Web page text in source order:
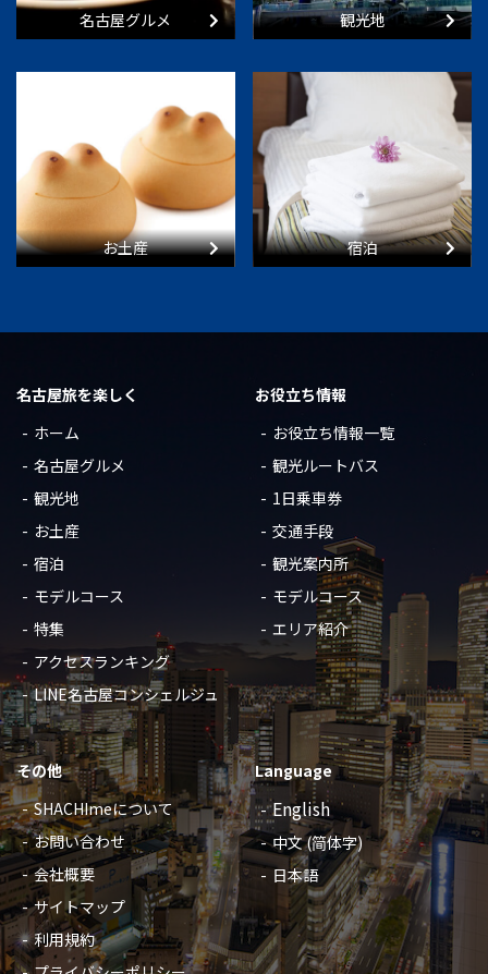
名古屋グルメ 観光地
お土産 宿泊
名古屋旅を楽しく
ホーム
名古屋グルメ
観光地
お土産
宿泊
モデルコース
特集
アクセスランキング
LINE名古屋コンシェルジュ
お役立ち情報
お役立ち情報一覧
観光ルートバス
1日乗車券
交通手段
観光案内所
モデルコース
エリア紹介
その他
SHACHImeについて
お問い合わせ
会社概要
サイトマップ
利用規約
Language
English
中文 (简体字)
日本語